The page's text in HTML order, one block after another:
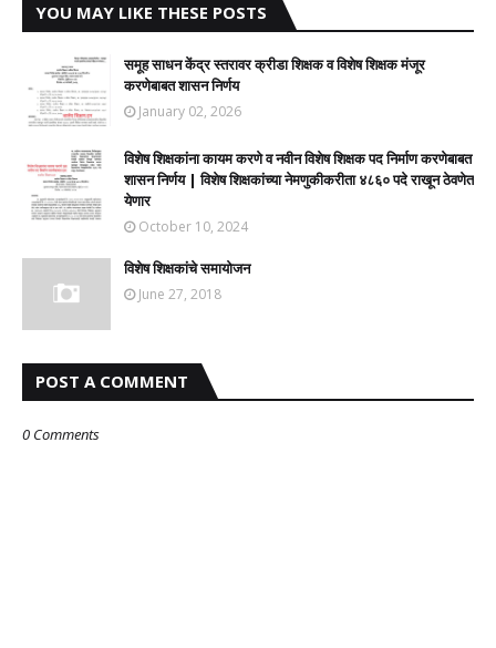
YOU MAY LIKE THESE POSTS
समूह साधन केंद्र स्तरावर क्रीडा शिक्षक व विशेष शिक्षक मंजूर
करणेबाबत शासन निर्णय
January 02, 2026
विशेष शिक्षकांना कायम करणे व नवीन विशेष शिक्षक पद निर्माण करणेबाबत
शासन निर्णय | विशेष शिक्षकांच्या नेमणुकीकरीता ४८६० पदे राखून ठेवणेत
येणार
October 10, 2024
विशेष शिक्षकांचे समायोजन
June 27, 2018
POST A COMMENT
0 Comments